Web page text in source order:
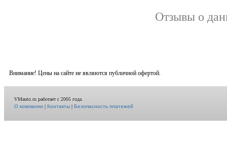
Отзывы о
Внимание! Цены на сайте не являются публичной офертой.
VMauto.ru работает с 2005 года.
О компании|Контакты|Безопасность платежей